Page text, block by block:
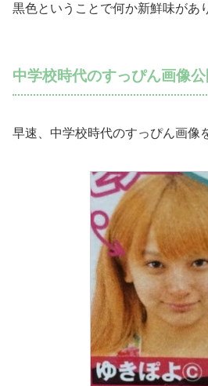
黒色ということで何か新鮮味があ
中学校時代のすっぴん画像公
早速、中学校時代のすっぴん画像